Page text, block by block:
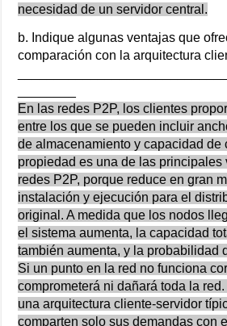
necesidad de un servidor central.
b. Indique algunas ventajas que
comparación con la arquitectura
En las redes P2P, los clientes
entre los que se pueden incluir
de almacenamiento y capacidad de
propiedad es una de las principales
redes P2P, porque reduce en gran
instalación y ejecución para el
original. A medida que los nodos
el sistema aumenta, la capacidad
también aumenta, y la probabilidad
Si un punto en la red no funciona
comprometerá ni dañará toda la
una arquitectura cliente-servidor
comparten solo sus demandas con